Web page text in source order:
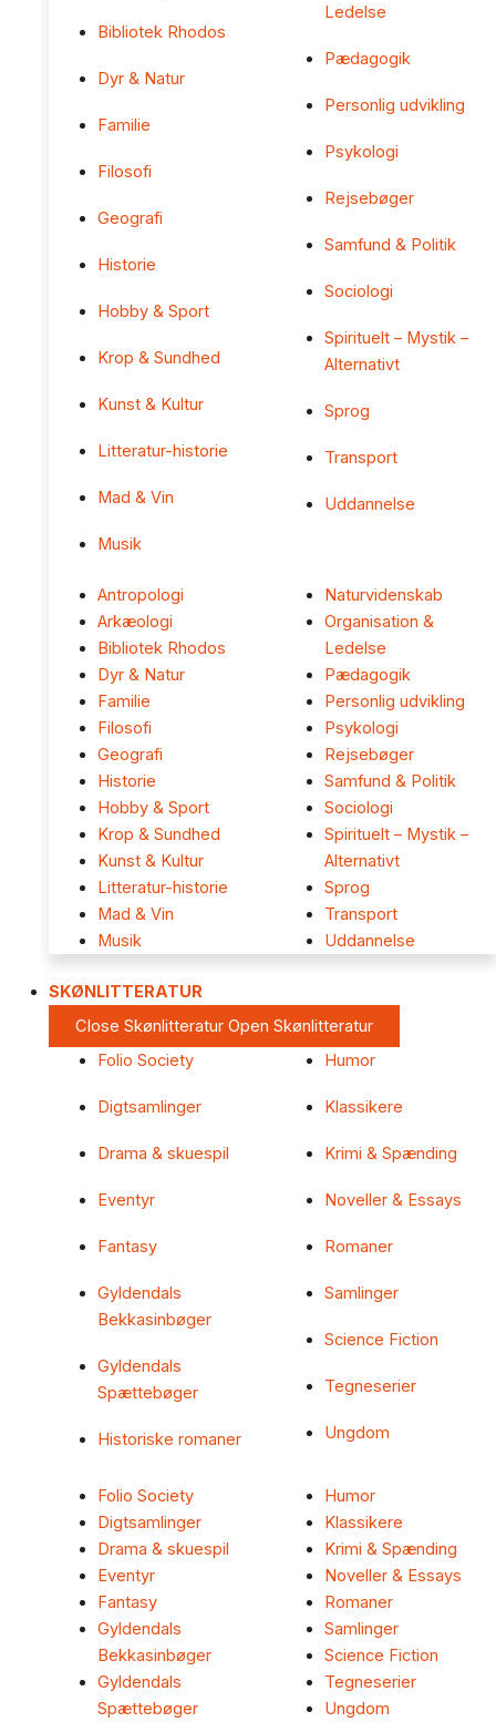
Bibliotek Rhodos
Dyr & Natur
Familie
Filosofi
Geografi
Historie
Hobby & Sport
Krop & Sundhed
Kunst & Kultur
Litteratur-historie
Mad & Vin
Musik
Ledelse
Pædagogik
Personlig udvikling
Psykologi
Rejsebøger
Samfund & Politik
Sociologi
Spirituelt – Mystik –
Alternativt
Sprog
Transport
Uddannelse
Antropologi
Arkæologi
Bibliotek Rhodos
Dyr & Natur
Familie
Filosofi
Geografi
Historie
Hobby & Sport
Krop & Sundhed
Kunst & Kultur
Litteratur-historie
Mad & Vin
Musik
Naturvidenskab
Organisation &
Ledelse
Pædagogik
Personlig udvikling
Psykologi
Rejsebøger
Samfund & Politik
Sociologi
Spirituelt – Mystik –
Alternativt
Sprog
Transport
Uddannelse
SKØNLITTERATUR
Close Skønlitteratur Open Skønlitteratur
Folio Society
Digtsamlinger
Drama & skuespil
Eventyr
Fantasy
Gyldendals
Bekkasinbøger
Gyldendals
Spættebøger
Historiske romaner
Humor
Klassikere
Krimi & Spænding
Noveller & Essays
Romaner
Samlinger
Science Fiction
Tegneserier
Ungdom
Folio Society
Digtsamlinger
Drama & skuespil
Eventyr
Fantasy
Gyldendals
Bekkasinbøger
Gyldendals
Spættebøger
Humor
Klassikere
Krimi & Spænding
Noveller & Essays
Romaner
Samlinger
Science Fiction
Tegneserier
Ungdom